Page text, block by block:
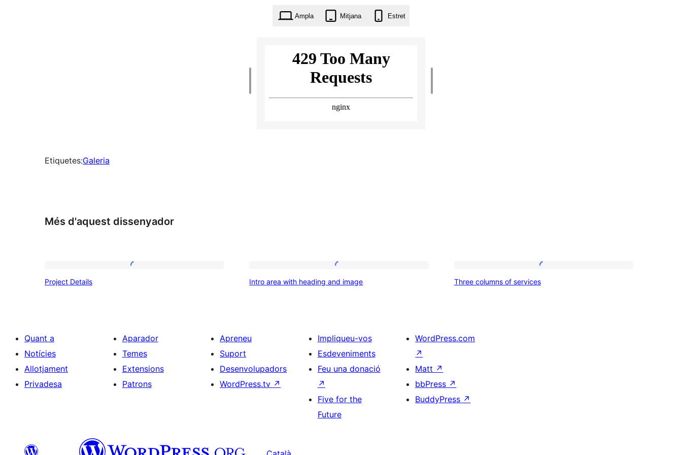
Ampla Mitjana Estret
Etiquetes:Galeria
Més d'aquest dissenyador
Project Details
area
image
Intro area with heading and image Three columns of services
Quant a
Notícies
Allotjament
Privadesa
Aparador
Temes
Extensions
Patrons
Apreneu
Suport
Desenvolupadors
WordPress.tv ↗
Impliqueu-vos
Esdeveniments
Feu una donació
↗
Five for the
Future
WordPress.com
↗
Matt ↗
bbPress ↗
BuddyPress ↗